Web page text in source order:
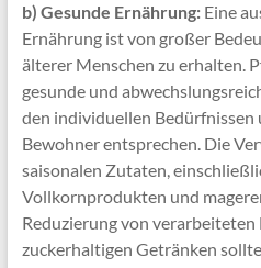
b) Gesunde Ernährung:Eine
Ernährung ist von großer
älterer Menschen zu erhalten.
gesunde und
den individuellen Bedürfnissen
Bewohner entsprechen. Die
saisonalen Zutaten,
Vollkornprodukten und
Reduzierung von
zuckerhaltigen Getränken